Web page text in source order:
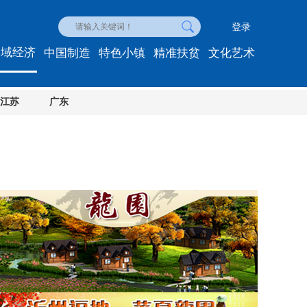
登录
经济
江苏 广东
中国制造 特色小镇 精准扶贫 文化艺术